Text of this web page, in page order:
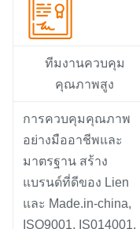
ทีมงานควบคุม
คุณภาพสูง
การควบคุมคุณภาพ
อย่างมืออาชีพและ
มาตรฐาน สร้าง
แบรนด์ที่ดีของ Lien
และ Made.in-china,
ISO9001, IS014001,